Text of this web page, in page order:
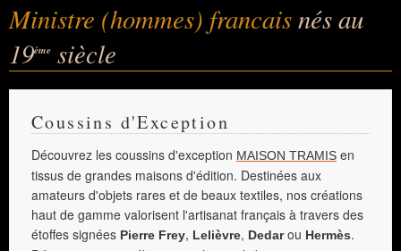
Ministre (hommes) francaisnés au
19ème siècle
Coussins d'Exception
Découvrez les coussins d'exception MAISON TRAMIS en
tissus de grandes maisons d'édition. Destinées aux
amateurs d'objets rares et de beaux textiles, nos créations
haut de gamme valorisent l'artisanat français à travers des
étoffes signées Pierre Frey, Lelièvre, Dedarou Hermès.